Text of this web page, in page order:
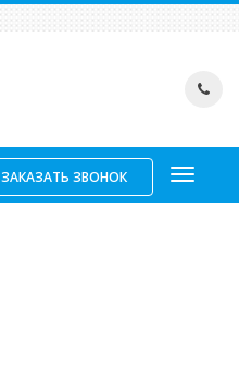
ЗАКАЗАТЬ ЗВОНОК